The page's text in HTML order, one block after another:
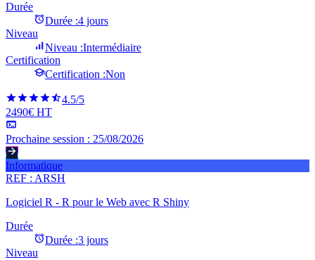
Durée
Durée :4 jours
Niveau
Niveau :Intermédiaire
Certification
Certification :Non
4.5/5
2490€ HT
Prochaine session : 25/08/2026
Informatique
REF : ARSH
Logiciel R - R pour le Web avec R Shiny
Durée
Durée :3 jours
Niveau